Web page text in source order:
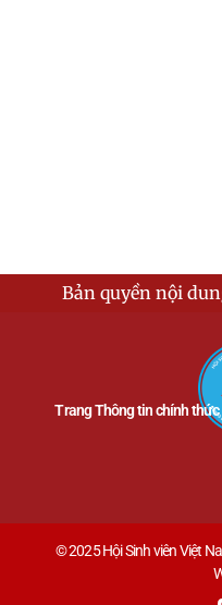
Bản quyền nội dung
Trang Thông tin chính
© 2025 Hội Sinh viên Việt